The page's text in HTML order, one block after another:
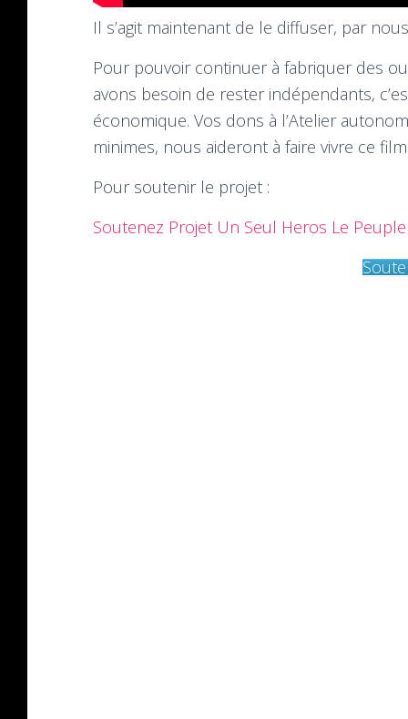
Il s’agit maintenant de le diffuser, par
Pour pouvoir continuer à fabriquer des
avons besoin de rester indépendants,
économique. Vos dons à l’Atelier
minimes, nous aideront à faire vivre ce
Pour soutenir le projet :
Soutenez Projet Un Seul Heros Le